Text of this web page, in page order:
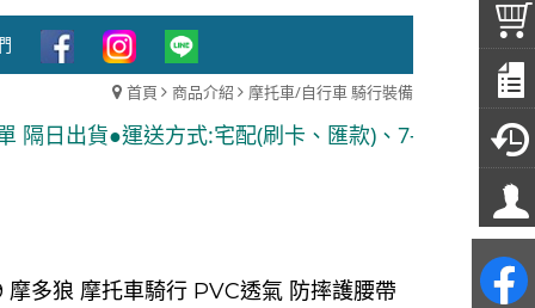
首頁 商品介紹 摩托車/自行車 騎行裝備
式:宅配(刷卡、匯款)、7-11貨到付款 ●隨貨附發票
摩多狼 摩托車騎行 PVC透氣 防摔護腰帶